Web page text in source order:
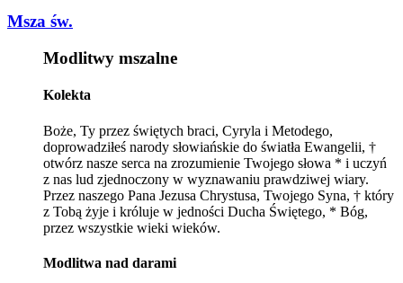
Msza św.
Modlitwy mszalne
Kolekta
Boże, Ty przez świętych braci, Cyryla i Metodego,
doprowadziłeś narody słowiańskie do światła Ewangelii, †
otwórz nasze serca na zrozumienie Twojego słowa * i uczyń
z nas lud zjednoczony w wyznawaniu prawdziwej wiary.
Przez naszego Pana Jezusa Chrystusa, Twojego Syna, † który
z Tobą żyje i króluje w jedności Ducha Świętego, * Bóg,
przez wszystkie wieki wieków.
Modlitwa nad darami